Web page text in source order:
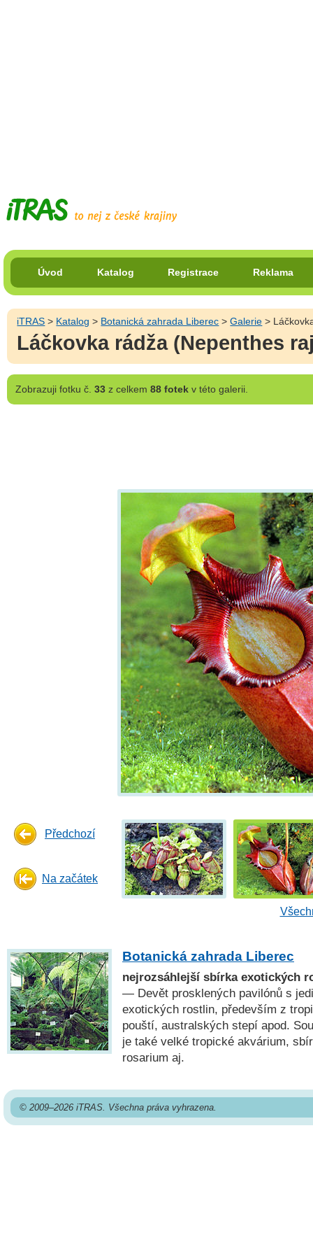
Úvod Katalog Registrace Reklama
iTRAS > Katalog > Botanická zahrada Liberec >Galerie >
Láčkovka rádža (Nepenthes
Zobrazujifotku č. 33z celkem 88 fotekv této galerii.
Předchozí
Na začátek
Botanická zahrada Liberec
nejrozsáhlejší sbírka exotických
— Devět prosklených pavilónů s
exotických rostlin, především z
pouští, australských stepí apod.
je také velké tropické akvárium,
rosarium aj.
© 2009–2026 iTRAS. Všechna práva vyhrazena.